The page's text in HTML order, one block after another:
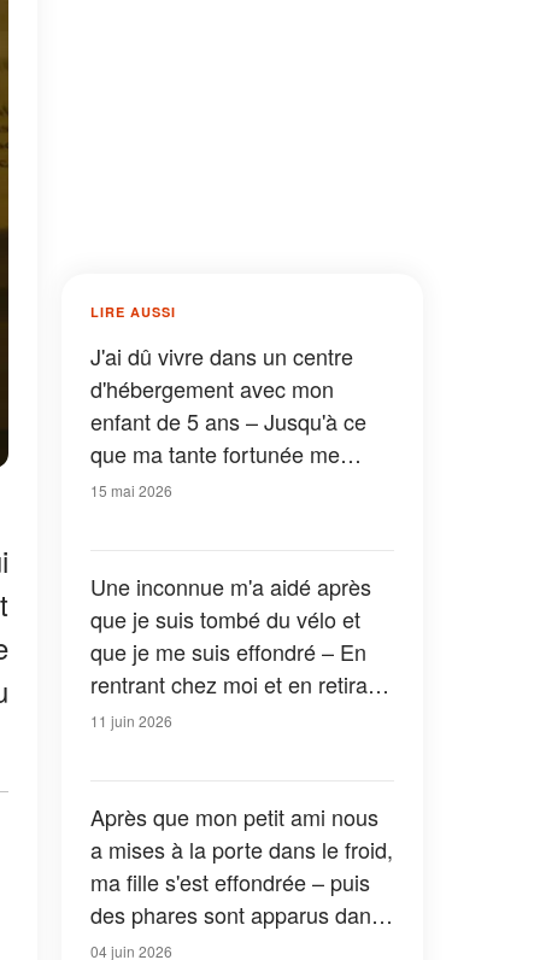
LIRE AUSSI
J'ai dû vivre dans un centre
d'hébergement avec mon
enfant de 5 ans – Jusqu'à ce
que ma tante fortunée me
repère et me dise : « Tes
»
15 mai 2026
Une inconnue m'a aidé après
que je suis tombé du vélo et
que je me suis effondré – En
rentrant chez moi et en retirant
mon casque, j'ai trouvé la
11 juin 2026
Après que mon petit ami nous
a mises à la porte dans le froid,
ma fille s'est effondrée – puis
des phares sont apparus dans
l'obscurité
04 juin 2026